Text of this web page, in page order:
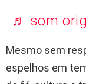
♬ som
Mesmo sem
espelhos em